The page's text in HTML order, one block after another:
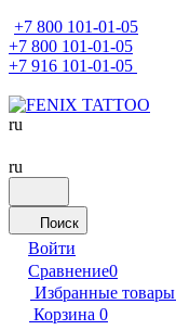
+7 800 101-01-05
+7 800 101-01-05
+7 916 101-01-05
ru
ru
Поиск
Войти
Сравнение0
Избранные товары
Корзина 0